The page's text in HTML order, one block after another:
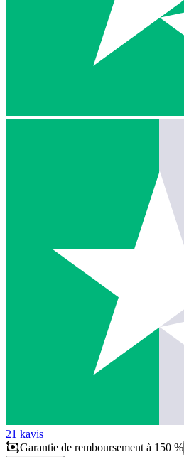
21 kavis
Garantie de remboursement à 150 %